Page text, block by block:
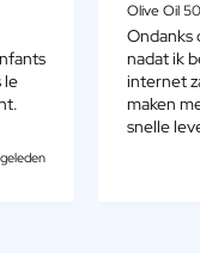
le
Olive Oil
Ondanks
nadat ik
internet
maken
snelle